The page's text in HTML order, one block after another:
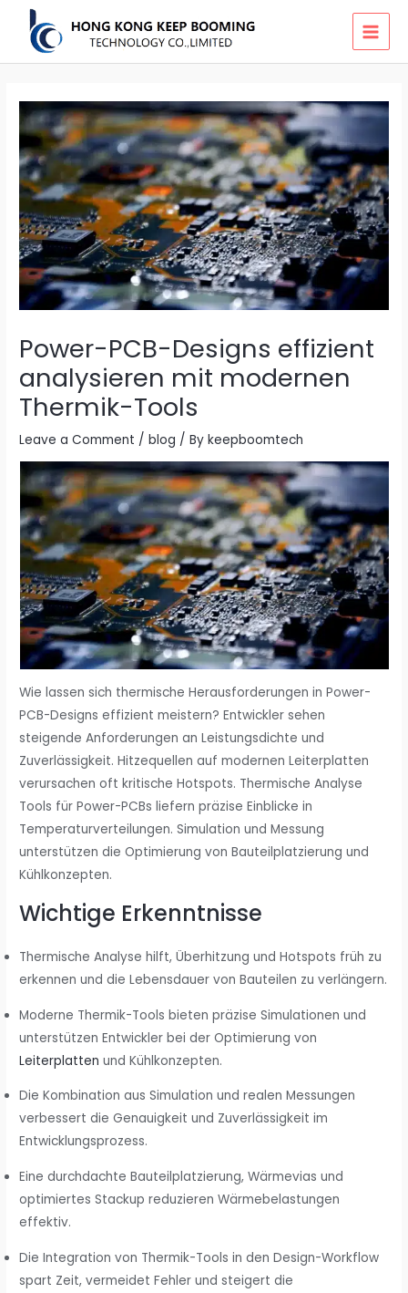
content
Power-PCB-Designs effizient
analysieren mit modernen
Thermik-Tools
Leave a Comment /blog / Bykeepboomtech
Wie lassen sich thermische Herausforderungen in Power-
PCB-Designs effizient meistern? Entwickler sehen
steigende Anforderungen an Leistungsdichte und
Zuverlässigkeit. Hitzequellen auf modernen Leiterplatten
verursachen oft kritische Hotspots. Thermische Analyse
Tools für Power-PCBs liefern präzise Einblicke in
Temperaturverteilungen. Simulation und Messung
unterstützen die Optimierung von Bauteilplatzierung und
Kühlkonzepten.
Wichtige Erkenntnisse
Thermische Analyse hilft, Überhitzung und Hotspots früh zu
erkennen und die Lebensdauer von Bauteilen zu verlängern.
Moderne Thermik-Tools bieten präzise Simulationen und
unterstützen Entwickler bei der Optimierung von
Leiterplatten und Kühlkonzepten.
Die Kombination aus Simulation und realen Messungen
verbessert die Genauigkeit und Zuverlässigkeit im
Entwicklungsprozess.
Eine durchdachte Bauteilplatzierung, Wärmevias und
optimiertes Stackup reduzieren Wärmebelastungen
effektiv.
Die Integration von Thermik-Tools in den Design-Workflow
spart Zeit, vermeidet Fehler und steigert die